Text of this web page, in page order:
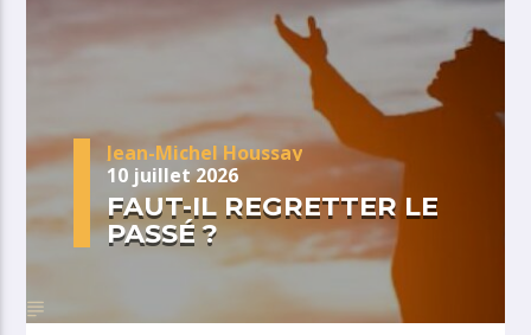
Jean-Michel Houssay
10 juillet 2026
FAUT-IL REGRETTER LE
PASSÉ ?